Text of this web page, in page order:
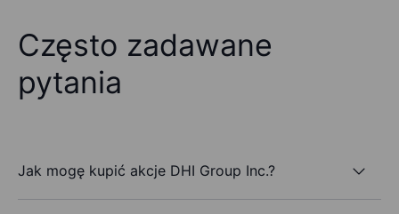
Często zadawane
pytania
Jak mogę kupić akcje DHI Group Inc.?